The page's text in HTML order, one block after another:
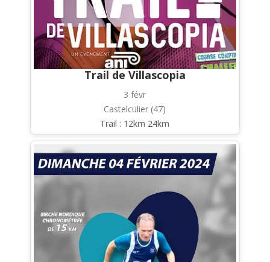
Trail de Villascopia
3 févr
Castelculier (47)
Trail : 12km 24km